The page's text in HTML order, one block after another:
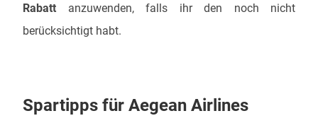
Rabatt anzuwenden, falls ihr den noch nicht
berücksichtigt habt.
Spartipps für Aegean Airlines